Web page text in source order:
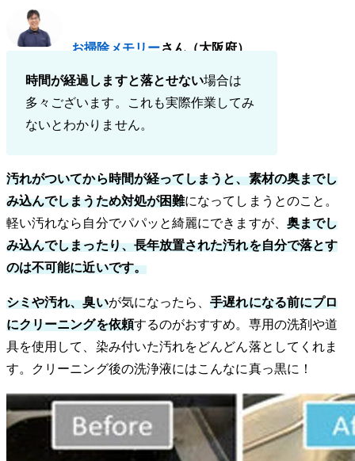
お掃除メモリーさん（大阪府）
時間が経過しますと落とせない場合は
多々ございます。これも実際作業してみ
ないとわかりません。
汚れがついてから時間が経ってしまうと、素材の奥までし
み込んでしまうため対処が困難になってしまうとのこと。
軽い汚れなら自分でパパッと綺麗にできますが、 奥までし
み込んでしまったり、長年放置された汚れを自分で落とす
のは不可能に近いです。
シミや汚れ、臭いが気になったら、手遅れになる前にプロ
にクリーニングを依頼するのがおすすめ。専用の洗剤や道
具を使用して、染み付いた汚れをどんどん落としてくれま
す。クリーニング後の洗浄液にはこんなに真っ黒に！